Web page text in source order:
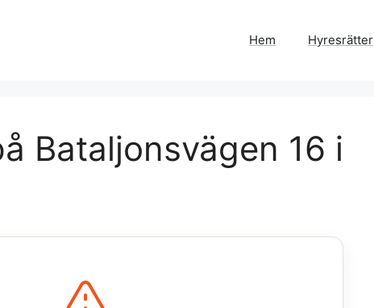
Hem Hyresrätter
Bataljonsvägen 16 i